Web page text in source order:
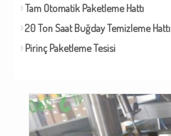
Tam Otomatik Paketleme Hattı
20 Ton Saat Buğday Temizleme Hattı
Pirinç Paketleme Tesisi